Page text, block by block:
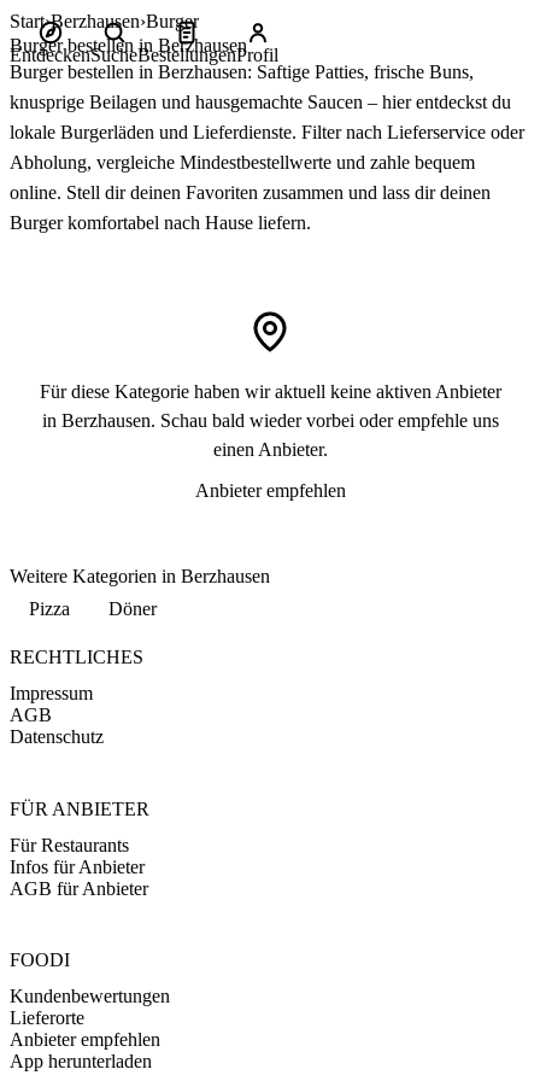
Start Berzhausen Burger
Burger bestellen in Berzhausen
Burger bestellen in Berzhausen: Saftige Patties, frische Buns,
knusprige Beilagen und hausgemachte Saucen – hier entdeckst du
lokale Burgerläden und Lieferdienste. Filter nach Lieferservice oder
Abholung, vergleiche Mindestbestellwerte und zahle bequem
online. Stell dir deinen Favoriten zusammen und lass dir deinen
Burger komfortabel nach Hause liefern.
Für diese Kategorie haben wir aktuell keine aktiven Anbieter
in Berzhausen. Schau bald wieder vorbei oder empfehle uns
einen Anbieter.
Anbieter empfehlen
Weitere Kategorien in Berzhausen
Pizza
Döner
RECHTLICHES
Impressum
AGB
Datenschutz
FÜR ANBIETER
Für Restaurants
Infos für Anbieter
AGB für Anbieter
FOODI
Kundenbewertungen
Lieferorte
Anbieter empfehlen
App herunterladen
EntdeckenSucheBestellungenProfil